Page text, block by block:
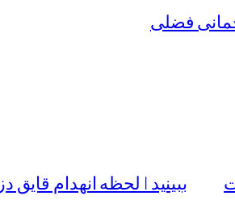
فضلی
ببینید | لحظه انهدام قایق